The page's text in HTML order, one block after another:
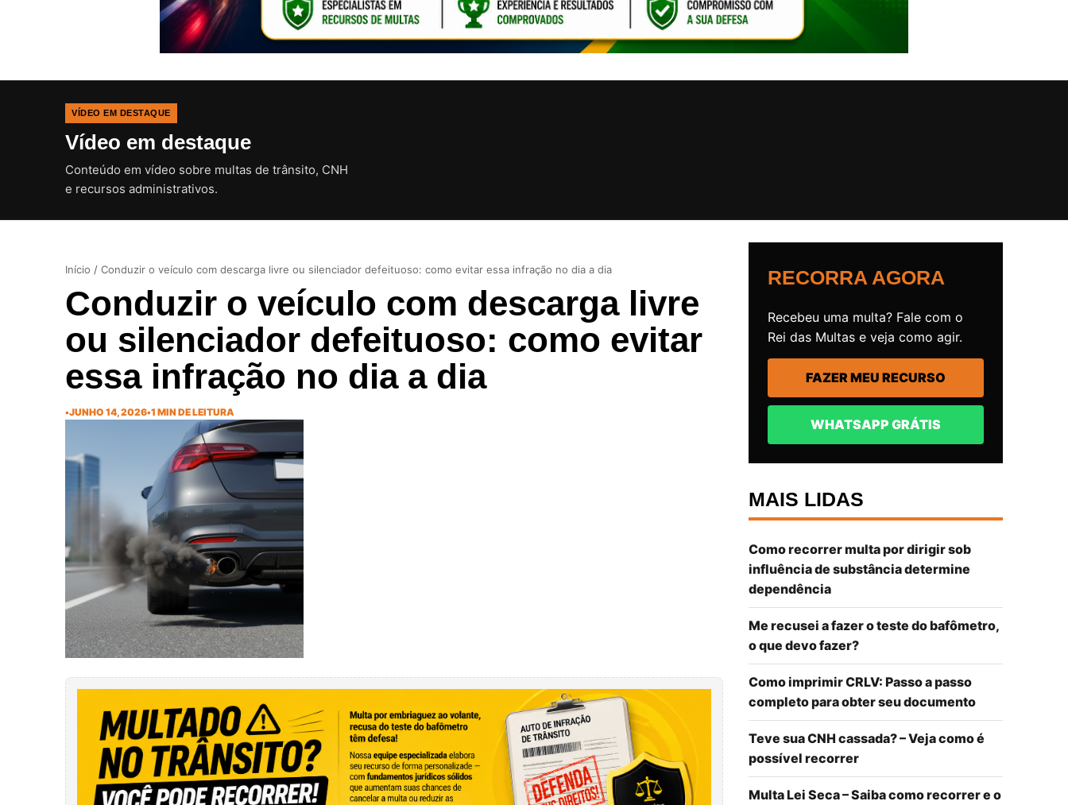
VÍDEO EM DESTAQUE
Vídeo em destaque
Conteúdo em vídeo sobre multas de trânsito, CNH
e recursos administrativos.
Início / Conduzir o veículo com descarga livre ou silenciador defeituoso: como evitar essa infração no dia a dia
Conduzir o veículo com descarga livre
ou silenciador defeituoso: como evitar
essa infração no dia a dia
•JUNHO 14, 2026•1 MIN DE LEITURA
RECORRA AGORA
Recebeu uma multa? Fale com o
Rei das Multas e veja como agir.
FAZER MEU RECURSO
WHATSAPP GRÁTIS
MAIS LIDAS
Como recorrer multa por dirigir sob
influência de substância determine
dependência
Me recusei a fazer o teste do bafômetro,
o que devo fazer?
Como imprimir CRLV: Passo a passo
completo para obter seu documento
Teve sua CNH cassada? – Veja como é
possível recorrer
Multa Lei Seca – Saiba como recorrer e o